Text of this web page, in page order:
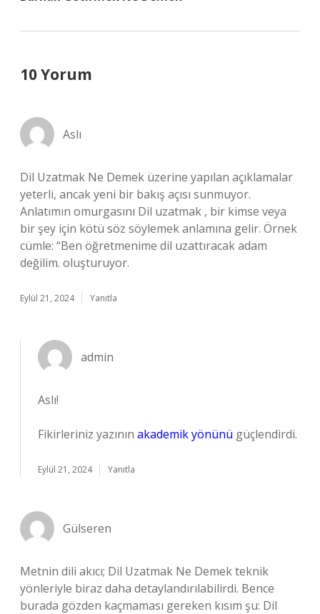
10 Yorum
Aslı
Dil Uzatmak Ne Demek üzerine yapılan açıklamalar
yeterli, ancak yeni bir bakış açısı sunmuyor.
Anlatımın omurgasını Dil uzatmak , bir kimse veya
bir şey için kötü söz söylemek anlamına gelir. Örnek
cümle: “Ben öğretmenime dil uzattıracak adam
değilim. oluşturuyor.
Eylül 21, 2024 Yanıtla
admin
Aslı!
Fikirleriniz yazının akademik yönünü güçlendirdi.
Eylül 21, 2024 Yanıtla
Gülseren
Metnin dili akıcı; Dil Uzatmak Ne Demek teknik
yönleriyle biraz daha detaylandırılabilirdi. Bence
burada gözden kaçmaması gereken kısım şu: Dil